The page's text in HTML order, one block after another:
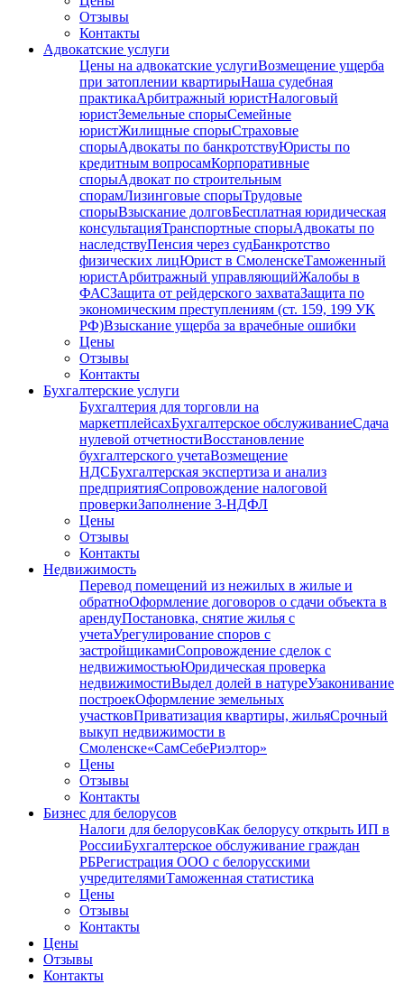
Отзывы
Контакты
Адвокатские услуги
Цены на адвокатские услугиВозмещение ущерба
при затоплении квартирыНаша судебная
практикаАрбитражный юристНалоговый
юристЗемельные спорыСемейные
юристЖилищные спорыСтраховые
спорыАдвокаты по банкротствуЮристы по
кредитным вопросамКорпоративные
спорыАдвокат по строительным
спорамЛизинговые спорыТрудовые
спорыВзыскание долговБесплатная юридическая
консультацияТранспортные спорыАдвокаты по
наследствуПенсия через судБанкротство
физических лицЮрист в СмоленскеТаможенный
юристАрбитражный управляющийЖалобы в
ФАСЗащита от рейдерского захватаЗащита по
экономическим преступлениям (ст. 159, 199 УК
РФ)Взыскание ущерба за врачебные ошибки
Цены
Отзывы
Контакты
Бухгалтерские услуги
Бухгалтерия для торговли на
маркетплейсахБухгалтерское обслуживаниеСдача
нулевой отчетностиВосстановление
бухгалтерского учетаВозмещение
НДСБухгалтерская экспертиза и анализ
предприятияСопровождение налоговой
проверкиЗаполнение 3-НДФЛ
Цены
Отзывы
Контакты
Недвижимость
Перевод помещений из нежилых в жилые и
обратноОформление договоров о сдачи объекта в
арендуПостановка, снятие жилья с
учетаУрегулирование споров с
застройщикамиСопровождение сделок с
недвижимостьюЮридическая проверка
недвижимостиВыдел долей в натуреУзаконивание
построекОформление земельных
участковПриватизация квартиры, жильяСрочный
выкуп недвижимости в
Cмоленске«СамСебеРиэлтор»
Цены
Отзывы
Контакты
Бизнес для белорусов
Налоги для белорусовКак белорусу открыть ИП в
РоссииБухгалтерское обслуживание граждан
РБРегистрация ООО с белорусскими
учредителямиТаможенная статистика
Цены
Отзывы
Контакты
Цены
Отзывы
Контакты